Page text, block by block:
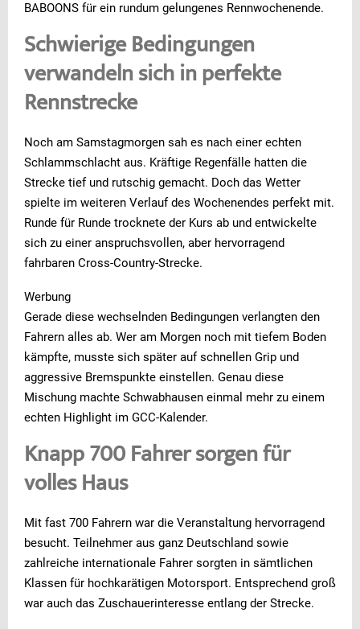
BABOONS für ein rundum gelungenes Rennwochenende.
Schwierige Bedingungen
verwandeln sich in perfekte
Rennstrecke
Noch am Samstagmorgen sah es nach einer echten
Schlammschlacht aus. Kräftige Regenfälle hatten die
Strecke tief und rutschig gemacht. Doch das Wetter
spielte im weiteren Verlauf des Wochenendes perfekt mit.
Runde für Runde trocknete der Kurs ab und entwickelte
sich zu einer anspruchsvollen, aber hervorragend
fahrbaren Cross-Country-Strecke.
Werbung
Gerade diese wechselnden Bedingungen verlangten den
Fahrern alles ab. Wer am Morgen noch mit tiefem Boden
kämpfte, musste sich später auf schnellen Grip und
aggressive Bremspunkte einstellen. Genau diese
Mischung machte Schwabhausen einmal mehr zu einem
echten Highlight im GCC-Kalender.
Knapp 700 Fahrer sorgen für
volles Haus
Mit fast 700 Fahrern war die Veranstaltung hervorragend
besucht. Teilnehmer aus ganz Deutschland sowie
zahlreiche internationale Fahrer sorgten in sämtlichen
Klassen für hochkarätigen Motorsport. Entsprechend groß
war auch das Zuschauerinteresse entlang der Strecke.